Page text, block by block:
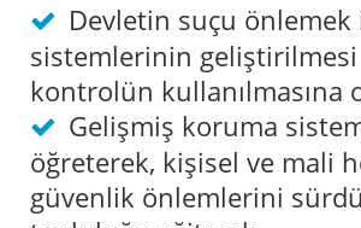
Devletin suçu
sistemlerinin
kontrolün kullanılmasına
Gelişmiş koruma
öğreterek, kişisel ve mali
güvenlik önlemlerini